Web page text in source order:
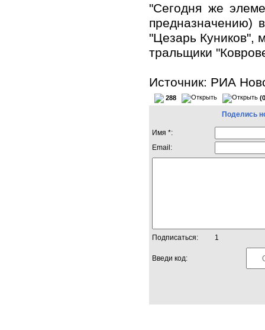
"Сегодня же
предназначению)
"Цезарь Куников",
тральщики
Источник: РИА
288
Поделись
Имя *:
Email:
Подписаться: 1
Введи код: